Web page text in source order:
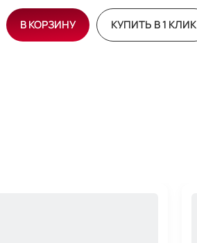
В КОРЗИНУ КУПИТЬ В 1 КЛИК